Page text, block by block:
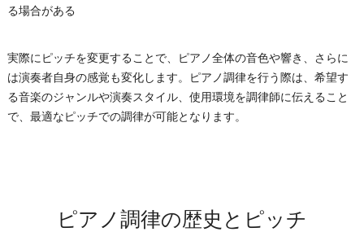
る場合がある
実際にピッチを変更することで、ピアノ全体の音色や響き、さらに
は演奏者自身の感覚も変化します。ピアノ調律を行う際は、希望す
る音楽のジャンルや演奏スタイル、使用環境を調律師に伝えること
で、最適なピッチでの調律が可能となります。
ピアノ調律の歴史とピッチ